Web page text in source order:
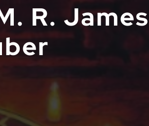
R. James